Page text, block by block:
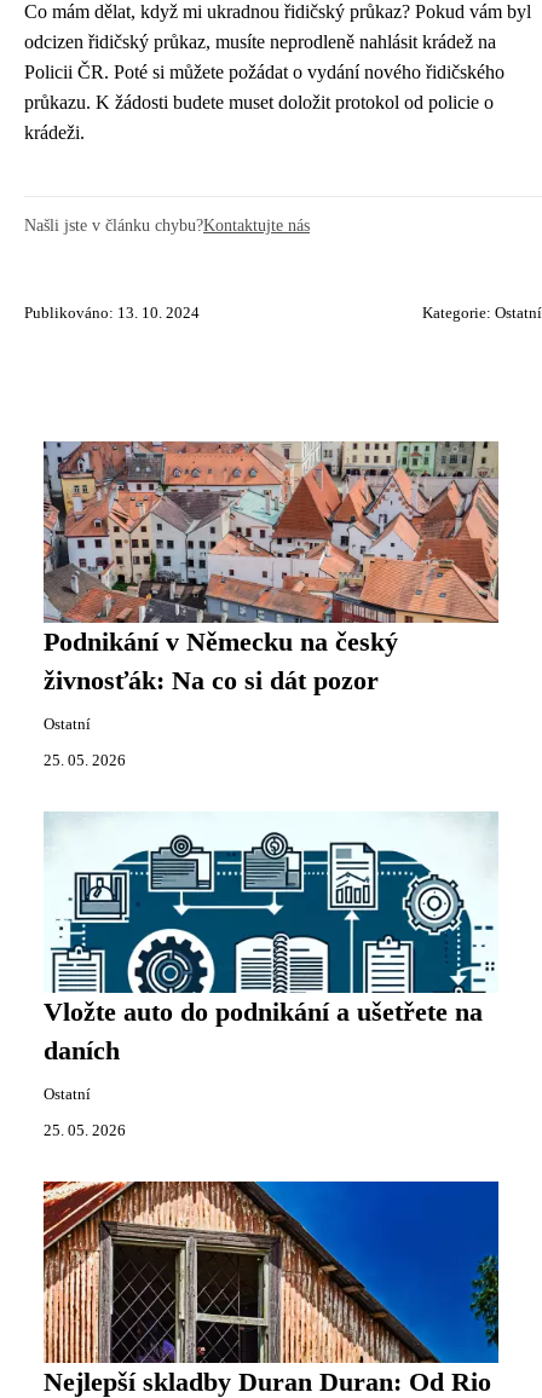
Co mám dělat, když mi ukradnou řidičský průkaz? Pokud vám byl
odcizen řidičský průkaz, musíte neprodleně nahlásit krádež na
Policii ČR. Poté si můžete požádat o vydání nového řidičského
průkazu. K žádosti budete muset doložit protokol od policie o
krádeži.
Našli jste v článku chybu?Kontaktujte nás
Publikováno: 13. 10. 2024 Kategorie: Ostatní
Podnikání v Německu na český
živnosťák: Na co si dát pozor
Ostatní
25. 05. 2026
Vložte auto do podnikání a ušetřete na
daních
Ostatní
25. 05. 2026
Nejlepší skladby Duran Duran: Od Rio